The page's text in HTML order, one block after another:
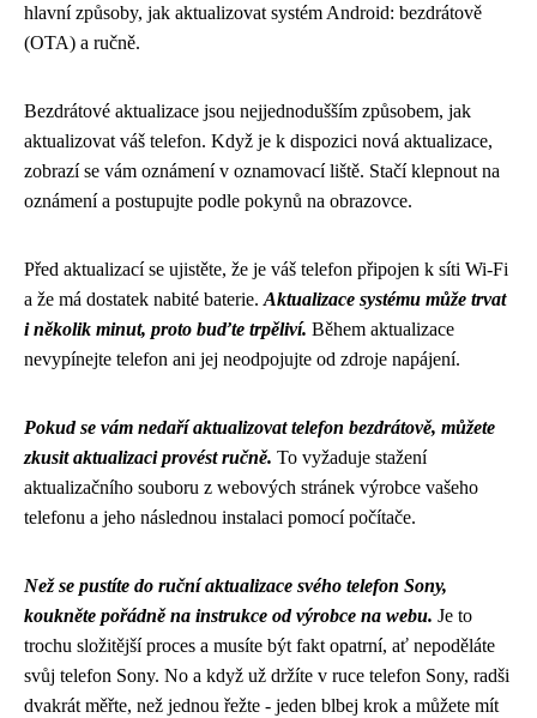
hlavní způsoby, jak aktualizovat systém Android: bezdrátově
(OTA) a ručně.
Bezdrátové aktualizace jsou nejjednodušším způsobem, jak
aktualizovat váš telefon. Když je k dispozici nová aktualizace,
zobrazí se vám oznámení v oznamovací liště. Stačí klepnout na
oznámení a postupujte podle pokynů na obrazovce.
Před aktualizací se ujistěte, že je váš telefon připojen k síti Wi-Fi
a že má dostatek nabité baterie. Aktualizace systému může trvat
i několik minut, proto buďte trpěliví. Během aktualizace
nevypínejte telefon ani jej neodpojujte od zdroje napájení.
Pokud se vám nedaří aktualizovat telefon bezdrátově, můžete
zkusit aktualizaci provést ručně. To vyžaduje stažení
aktualizačního souboru z webových stránek výrobce vašeho
telefonu a jeho následnou instalaci pomocí počítače.
Než se pustíte do ruční aktualizace svého telefon Sony,
koukněte pořádně na instrukce od výrobce na webu. Je to
trochu složitější proces a musíte být fakt opatrní, ať nepoděláte
svůj telefon Sony. No a když už držíte v ruce telefon Sony, radši
dvakrát měřte, než jednou řežte - jeden blbej krok a můžete mít